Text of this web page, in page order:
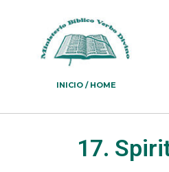
INICIO / HOME
17.